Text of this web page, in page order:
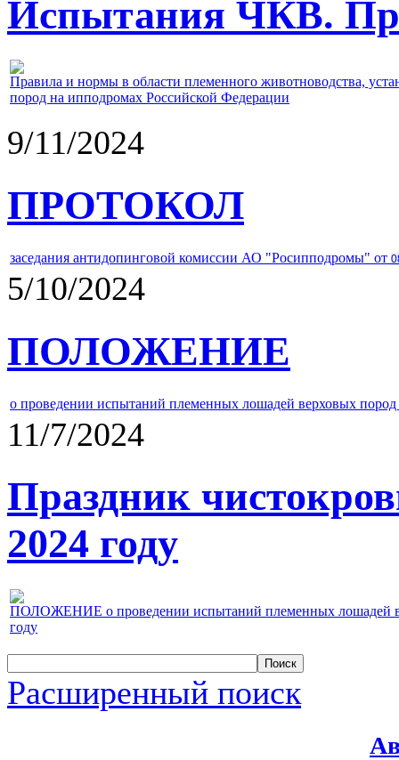
Испытания ЧКВ.
Правила и нормы в области племенного животноводства,
пород на ипподромах Российской Федерации
9/11/2024
ПРОТОКОЛ
заседания антидопинговой комиссии АО "Росипподромы" от
5/10/2024
ПОЛОЖЕНИЕ
о проведении испытаний племенных лошадей верховых
11/7/2024
Праздник
2024 году
ПОЛОЖЕНИЕ о проведении испытаний племенных лошадей
году
Расширенный поиск